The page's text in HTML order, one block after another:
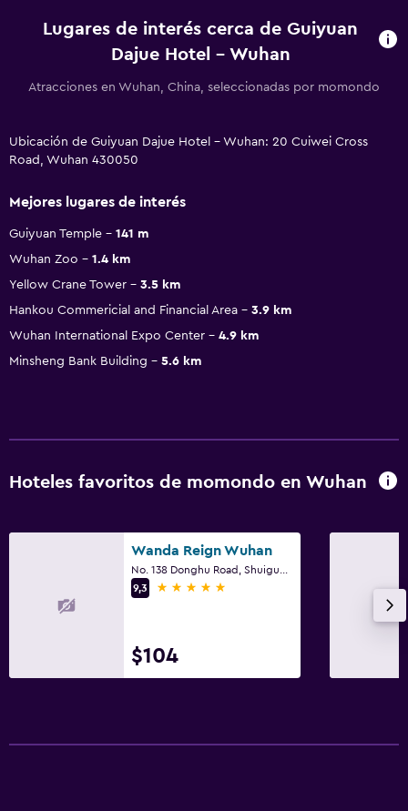
Lugares de interés cerca de Guiyuan
Dajue Hotel - Wuhan
Atracciones en Wuhan, China, seleccionadas por momondo
Ubicación de Guiyuan Dajue Hotel - Wuhan: 20 Cuiwei Cross
Road, Wuhan 430050
Mejores lugares de interés
Guiyuan Temple
141 m
Wuhan Zoo
1.4 km
Yellow Crane Tower
3.5 km
Hankou Commericial and Financial Area
3.9 km
Wuhan International Expo Center
4.9 km
Minsheng Bank Building
5.6 km
Hoteles favoritos de momondo en Wuhan
Wanda Reign Wuhan
9,3
5 estrellas
$104